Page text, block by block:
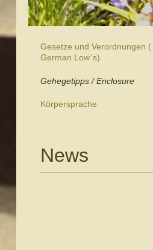
Gesetze und Verordnungen (
German Low`s)
Gehegetipps / Enclosure
Körpersprache
News